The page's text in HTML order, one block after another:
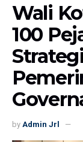
Wali
100
by Admin Jrl